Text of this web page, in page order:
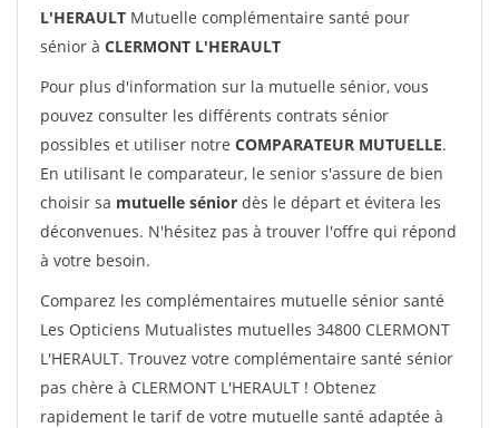
L'HERAULT Mutuelle complémentaire santé pour
sénior à CLERMONT L'HERAULT
Pour plus d'information sur la mutuelle sénior, vous
pouvez consulter les différents contrats sénior
possibles et utiliser notre COMPARATEUR MUTUELLE.
En utilisant le comparateur, le senior s'assure de bien
choisir sa mutuelle sénior dès le départ et évitera les
déconvenues. N'hésitez pas à trouver l'offre qui répond
à votre besoin.
Comparez les complémentaires mutuelle sénior santé
Les Opticiens Mutualistes mutuelles 34800 CLERMONT
L'HERAULT. Trouvez votre complémentaire santé sénior
pas chère à CLERMONT L'HERAULT ! Obtenez
rapidement le tarif de votre mutuelle santé adaptée à